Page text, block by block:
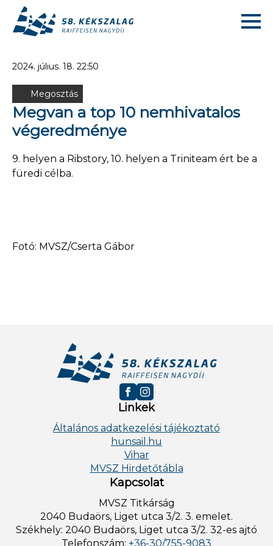
2024. július. 18. 22:50
Megosztás
Megvan a top 10 nemhivatalos
végeredménye
9. helyen a Ribstory, 10. helyen a Triniteam ért be a
füredi célba.
Fotó: MVSZ/Cserta Gábor
Linkek
Általános adatkezelési tájékoztató
hunsail.hu
Vihar
MVSZ Hirdetőtábla
Kapcsolat
MVSZ Titkárság
2040 Budaörs, Liget utca 3/2. 3. emelet.
Székhely: 2040 Budaörs, Liget utca 3/2. 32-es ajtó
Telefonszám: +36-30/755-9083